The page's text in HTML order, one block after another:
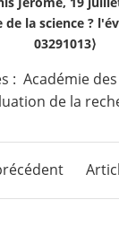
la science ?
03291013⟩
: Académie
de la